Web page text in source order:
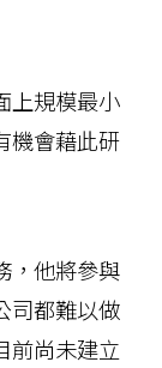
上規模最小
機會藉此研
，他將參與
司都難以做
前尚未建立